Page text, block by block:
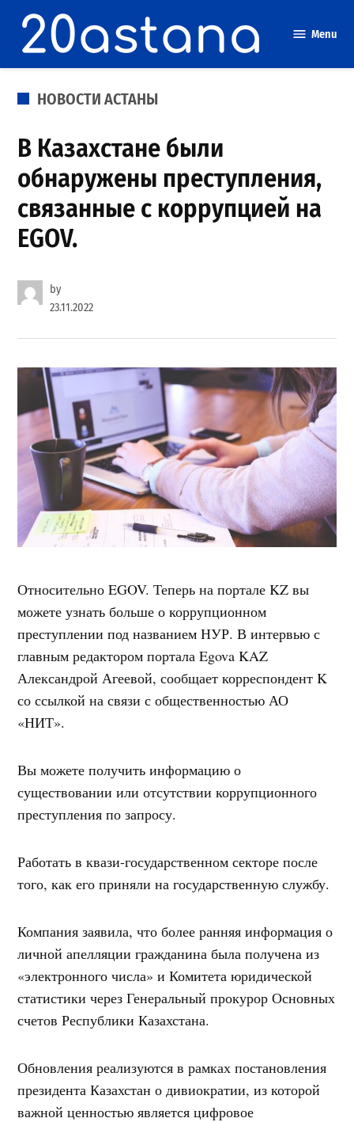
content
Menu
POSTED
НОВОСТИ АСТАНЫ
В Казахстане были
обнаружены преступления,
связанные с коррупцией на
EGOV.
by
23.11.2022
Относительно EGOV. Теперь на портале KZ вы
можете узнать больше о коррупционном
преступлении под названием НУР. В интервью с
главным редактором портала Egova KAZ
Александрой Агеевой, сообщает корреспондент K
со ссылкой на связи с общественностью АО
«НИТ».
Вы можете получить информацию о
существовании или отсутствии коррупционного
преступления по запросу.
Работать в квази-государственном секторе после
того, как его приняли на государственную службу.
Компания заявила, что более ранняя информация о
личной апелляции гражданина была получена из
«электронного числа» и Комитета юридической
статистики через Генеральный прокурор Основных
счетов Республики Казахстана.
Обновления реализуются в рамках постановления
президента Казахстан о дивиократии, из которой
важной ценностью является цифровое